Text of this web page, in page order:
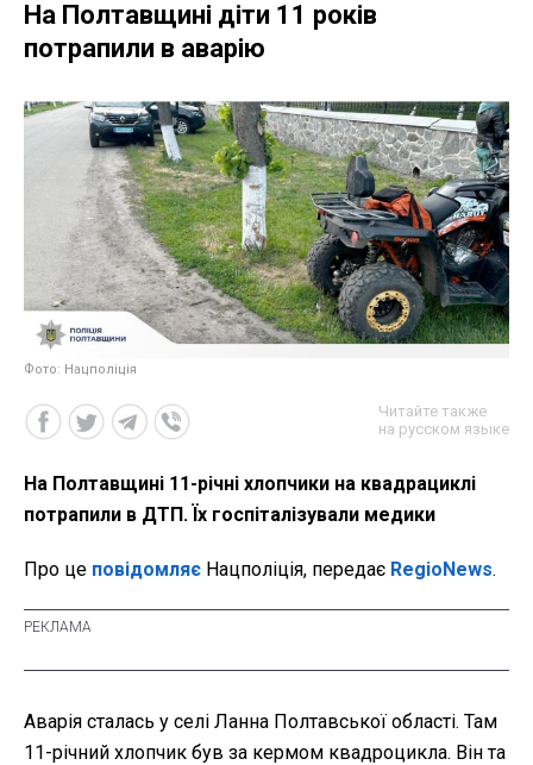
На Полтавщині діти 11 років
потрапили в аварію
Фото: Нацполіція
Читайте также
на русском языке
На Полтавщині 11-річні хлопчики на квадрациклі
потрапили в ДТП. Їх госпіталізували медики
Про це повідомляє Нацполіція, передає RegioNews.
Аварія сталась у селі Ланна Полтавської області. Там
11-річний хлопчик був за кермом квадроцикла. Він та